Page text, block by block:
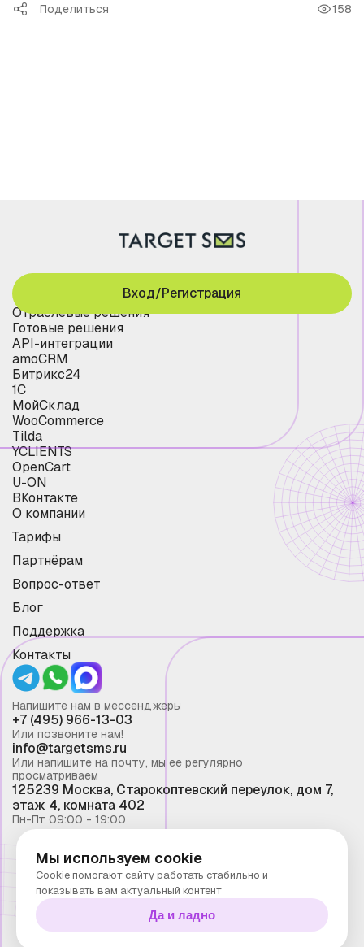
Поделиться 158
Отраслевые решения
Готовые решения
API-интеграции
amoCRM
Битрикс24
1С
МойСклад
WooCommerce
Tilda
YCLIENTS
OpenCart
U-ON
ВКонтакте
О компании
Тарифы
Партнёрам
Вопрос-ответ
Блог
Поддержка
Контакты
Вход/Регистрация
Напишите нам в мессенджеры
+7 (495) 966-13-03
Или позвоните нам!
info@targetsms.ru
Или напишите на почту, мы ее регулярно
просматриваем
125239 Москва, Старокоптевский переулок, дом 7,
этаж 4, комната 402
Пн-Пт 09:00 - 19:00
Смс рассылка 2026 ©
Запрещено копирование материалов сайта без
письменного разрешения ООО "Таргет Телеком"
Политика конфиденциальности
Мы используем cookie
Cookie помогают сайту работать стабильно и
показывать вам актуальный контент
Да и ладно